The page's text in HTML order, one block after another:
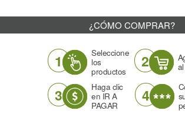
¿CÓMO COMPRAR?
1
Seleccione
los
productos
2
3
Haga clic
en IR A
PAGAR
4